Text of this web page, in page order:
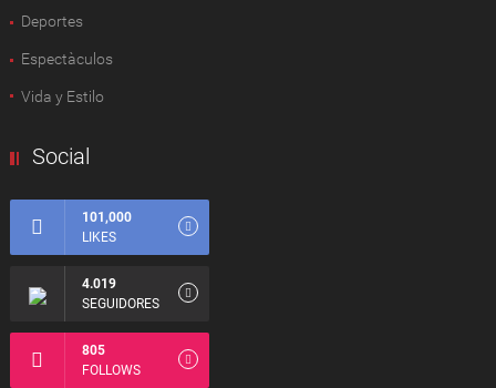
Deportes
Espectàculos
Vida y Estilo
Social
101,000
LIKES
4.019
SEGUIDORES
805
FOLLOWS